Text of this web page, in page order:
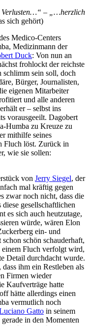
Verlusten…“ – „…herzlich
sich gehört)
Medico-Centers
Medizinmann der
Duck: Von nun an
frohlockt der reichste
schlimm sein soll, doch
Bürger, Journalisten,
eigenen Mitarbeiter
und alle anderen
er – selbst ins
vorausgeeilt. Dagobert
Humba zu Kreuze zu
mithilfe seines
Fluch löst. Zurück in
wie sie sollen:
von Jerry Siegel, der
mal kräftig gegen
zwar noch nicht, dass die
gesellschaftlichen
es sich auch heutzutage,
würde, wären Elon
ein- und
schön schauderhaft,
einem Fluch verfolgt wird,
Detail durchdacht wurde.
ihm ein Restleben als
Firmen wieder
Kaufverträge hatte
hätte allerdings einen
vermutlich noch
Gatto in seinem
in den Momenten